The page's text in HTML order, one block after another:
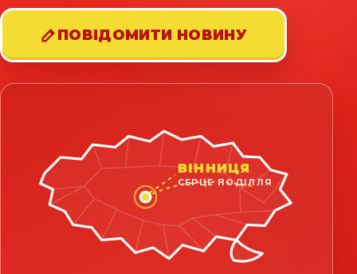
ПОВІДОМИТИ НОВИНУ
ВІННИЦЯ
СЕРЦЕ ПОДІЛЛЯ